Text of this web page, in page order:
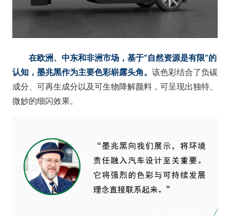
在欧洲、中东和非洲市场，基于“自然资源是有限”的
认知，墨兆黑作为主要色彩崭露头角。 该色彩结合了负碳
成分、可再生成分以及可生物降解颜料，可呈现出独特、
微妙的细闪效果。